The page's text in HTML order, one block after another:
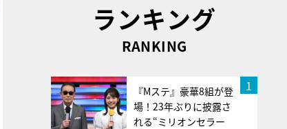
ランキング
RANKING
1
『Mステ』豪華8組が登
場！23年ぶりに披露さ
れる“ミリオンセラー